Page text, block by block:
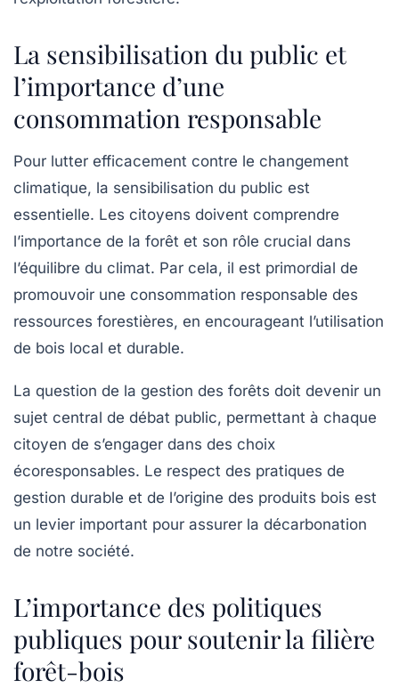
La sensibilisation du public et
l’importance d’une
consommation responsable
Pour lutter efficacement contre le changement
climatique, la sensibilisation du public est
essentielle. Les citoyens doivent comprendre
l’importance de la forêt et son rôle crucial dans
l’équilibre du climat. Par cela, il est primordial de
promouvoir une consommation responsable des
ressources forestières, en encourageant l’utilisation
de bois local et durable.
La question de la gestion des forêts doit devenir un
sujet central de débat public, permettant à chaque
citoyen de s’engager dans des choix
écoresponsables. Le respect des pratiques de
gestion durable et de l’origine des produits bois est
un levier important pour assurer la décarbonation
de notre société.
L’importance des politiques
publiques pour soutenir la filière
forêt-bois